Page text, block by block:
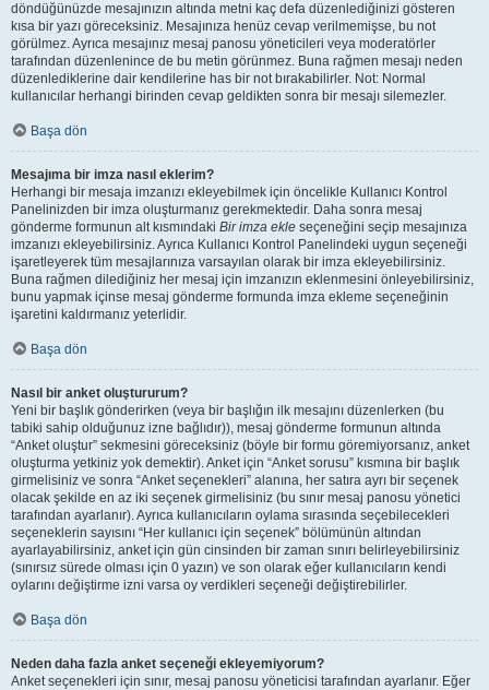
döndüğünüzde mesajınızın altında metni kaç defa düzenlediğinizi gösteren
kısa bir yazı göreceksiniz. Mesajınıza henüz cevap verilmemişse, bu not
görülmez. Ayrıca mesajınız mesaj panosu yöneticileri veya moderatörler
tarafından düzenlenince de bu metin görünmez. Buna rağmen mesajı neden
düzenlediklerine dair kendilerine has bir not bırakabilirler. Not: Normal
kullanıcılar herhangi birinden cevap geldikten sonra bir mesajı silemezler.
Başa dön
Mesajıma bir imza nasıl eklerim?
Herhangi bir mesaja imzanızı ekleyebilmek için öncelikle Kullanıcı Kontrol
Panelinizden bir imza oluşturmanız gerekmektedir. Daha sonra mesaj
gönderme formunun alt kısmındaki Bir imza ekle seçeneğini seçip mesajınıza
imzanızı ekleyebilirsiniz. Ayrıca Kullanıcı Kontrol Panelindeki uygun seçeneği
işaretleyerek tüm mesajlarınıza varsayılan olarak bir imza ekleyebilirsiniz.
Buna rağmen dilediğiniz her mesaj için imzanızın eklenmesini önleyebilirsiniz,
bunu yapmak içinse mesaj gönderme formunda imza ekleme seçeneğinin
işaretini kaldırmanız yeterlidir.
Başa dön
Nasıl bir anket oluştururum?
Yeni bir başlık gönderirken (veya bir başlığın ilk mesajını düzenlerken (bu
tabiki sahip olduğunuz izne bağlıdır)), mesaj gönderme formunun altında
“Anket oluştur” sekmesini göreceksiniz (böyle bir formu göremiyorsanız, anket
oluşturma yetkiniz yok demektir). Anket için “Anket sorusu” kısmına bir başlık
girmelisiniz ve sonra “Anket seçenekleri” alanına, her satıra ayrı bir seçenek
olacak şekilde en az iki seçenek girmelisiniz (bu sınır mesaj panosu yönetici
tarafından ayarlanır). Ayrıca kullanıcıların oylama sırasında seçebilecekleri
seçeneklerin sayısını “Her kullanıcı için seçenek” bölümünün altından
ayarlayabilirsiniz, anket için gün cinsinden bir zaman sınırı belirleyebilirsiniz
(sınırsız sürede olması için 0 yazın) ve son olarak eğer kullanıcıların kendi
oylarını değiştirme izni varsa oy verdikleri seçeneği değiştirebilirler.
Başa dön
Neden daha fazla anket seçeneği ekleyemiyorum?
Anket seçenekleri için sınır, mesaj panosu yöneticisi tarafından ayarlanır. Eğer